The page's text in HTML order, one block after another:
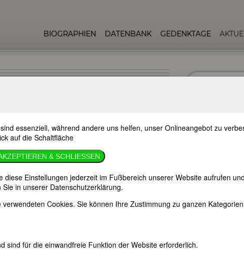
BIOGRAPHIEN DATENBANK GEDENKTAGE
FEMBIO-
essenziell, während andere uns helfen, unser Onlineangebot zu
auf die Schaltfläche
& SCHLIESSEN
Einstellungen jederzeit im Fußbereich unserer Website aufrufen
in unserer Datenschutzerklärung.
Cookies. Sie können Ihre Zustimmung zu ganzen
sind für die einwandfreie Funktion der Website erforderlich.